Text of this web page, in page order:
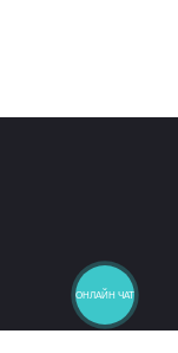
ОНЛАЙН ЧАТ